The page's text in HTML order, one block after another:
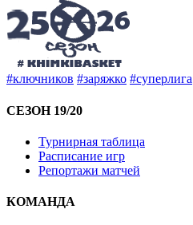
#ключников #заряжко #суперлига
СЕЗОН 19/20
Турнирная таблица
Расписание игр
Репортажи матчей
КОМАНДА